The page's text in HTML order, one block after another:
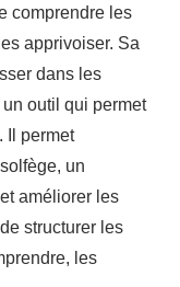
comprendre les
apprivoiser. Sa
dans les
outil qui permet
Il permet
un
améliorer les
structurer les
les